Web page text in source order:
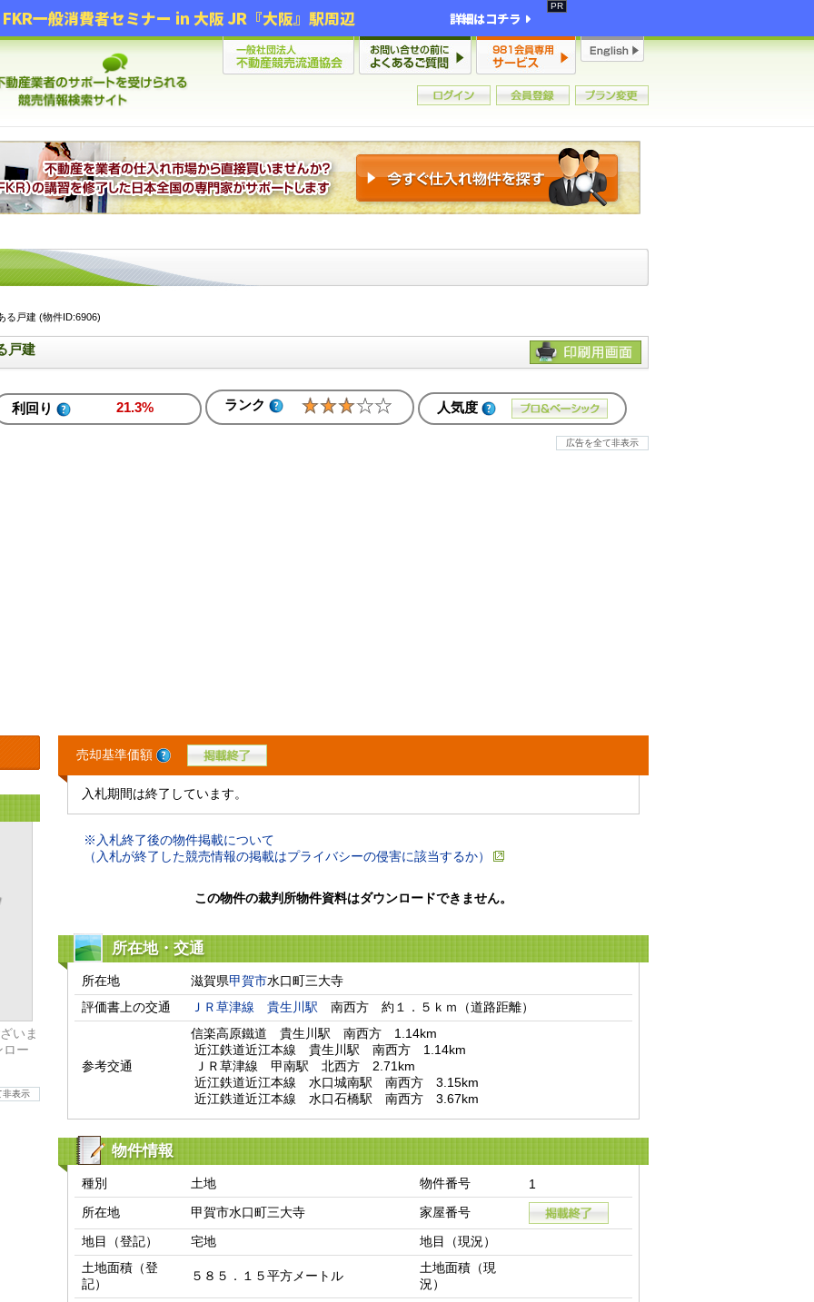
FKR一般消費者セミナー in 大阪 JR『大阪』駅周辺 詳細はコチラ
る戸建 (物件ID:6906)
戸建
利回り 21.3% ランク 人気度
広告を全て非表示
いま
ロー
非表示
売却基準価額
入札期間は終了しています。
※入札終了後の物件掲載について
（入札が終了した競売情報の掲載はプライバシーの侵害に該当するか）
この物件の裁判所物件資料はダウンロードできません。
所在地・交通
所在地 滋賀県甲賀市水口町三大寺
評価書上の交通
ＪＲ草津線 貴生川駅 南西方　約１．５ｋｍ（道路距離）
参考交通
信楽高原鐵道　貴生川駅　南西方　1.14km
近江鉄道近江本線　水口石橋駅　南西方　3.67km
物件情報
種別 土地 物件番号
1
所在地
甲賀市水口町三大寺
家屋番号
地目（登記）
宅地
地目（現況）
土地面積（登
記）
５８５．１５平方メートル
土地面積（現
況）